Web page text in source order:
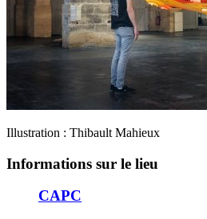
Illustration : Thibault Mahieux
Informations sur le lieu
CAPC